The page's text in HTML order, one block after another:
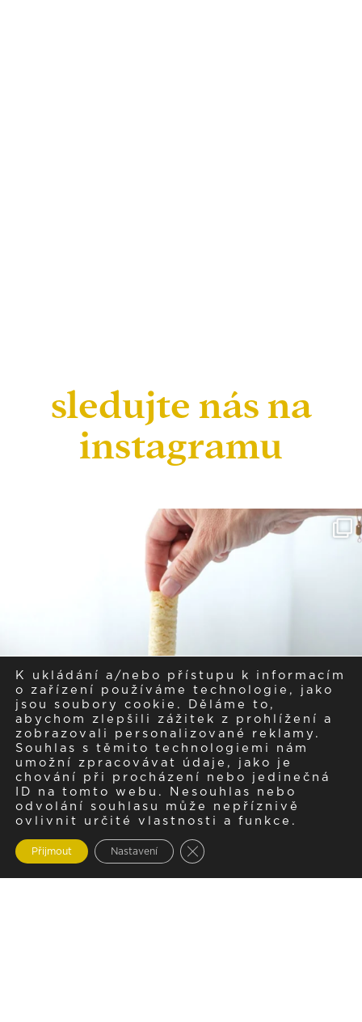
sledujte nás na
instagramu
K ukládání a/nebo přístupu k informacím
o zařízení používáme technologie, jako
jsou soubory cookie. Děláme to,
abychom zlepšili zážitek z prohlížení a
zobrazovali personalizované reklamy.
Souhlas s těmito technologiemi nám
umožní zpracovávat údaje, jako je
chování při procházení nebo jedinečná
ID na tomto webu. Nesouhlas nebo
odvolání souhlasu může nepříznivě
ovlivnit určité vlastnosti a funkce.
Přijmout Nastavení Zavřít cookie lištu GDPR